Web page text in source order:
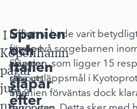
I
Köpenhamn
pågår
just
nu
En
europé
släpper
ut
10,2
Enligt
en
ny
rapport
från
Spanien
och
Italien
släpar
efter
Siffrorna hade varit
för de två sorgebarnen
Spanien, som ligger 15
sina utsläppsmål i
Spanien förväntas dock